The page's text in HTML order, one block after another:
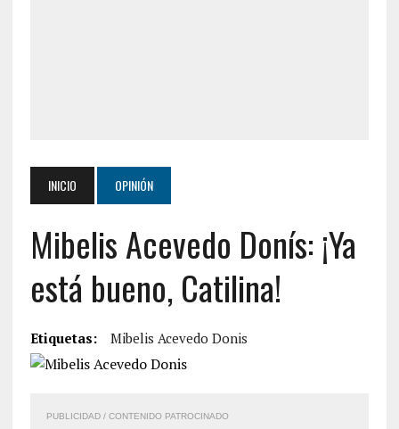
INICIO OPINIÓN
Mibelis Acevedo Donís: ¡Ya
está bueno, Catilina!
Etiquetas: Mibelis Acevedo Donis
PUBLICIDAD / CONTENIDO PATROCINADO